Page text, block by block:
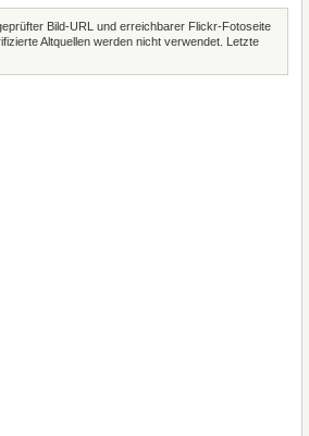
Bild-URL und erreichbarer Flickr-Fotoseite
Altquellen werden nicht verwendet. Letzte